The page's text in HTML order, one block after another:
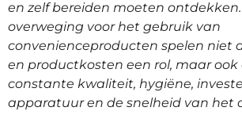
en zelf bereiden moeten
overweging voor het gebruik van
convenienceproducten spelen niet
en productkosten een rol, maar ook
constante kwaliteit, hygiëne,
apparatuur en de snelheid van het